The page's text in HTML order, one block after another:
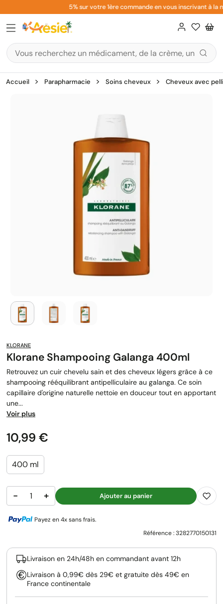
au
contenu
5% sur votre 1ère commande en vous inscrivant à la
Accueil Parapharmacie Soins cheveux Cheveux avec
KLORANE
Klorane Shampooing Galanga 400ml
Retrouvez un cuir chevelu sain et des cheveux légers grâce à ce
shampooing rééquilibrant antipelliculaire au galanga. Ce soin
capillaire d'origine naturelle nettoie en douceur tout en apportant
une...
Voir plus
Prix
10,99 €
400 ml
− + Ajouter au panier
Payez en 4x sans frais.
Référence :3282770150131
Livraison en 24h/48h en commandant avant 12h
Livraison à 0,99€ dès 29€ et gratuite dès 49€ en
France continentale